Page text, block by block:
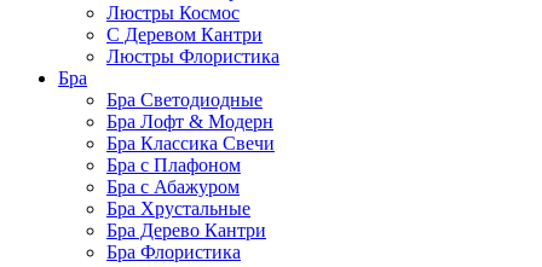
Люстры Космос
С Деревом Кантри
Люстры Флористика
Бра
Бра Светодиодные
Бра Лофт & Модерн
Бра Классика Свечи
Бра с Плафоном
Бра с Абажуром
Бра Хрустальные
Бра Дерево Кантри
Бра Флористика